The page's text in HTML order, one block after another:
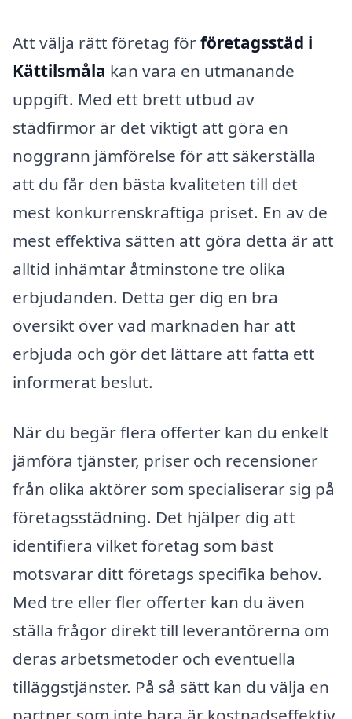
Att välja rätt företag förföretagsstäd i
Kättilsmåla kan vara en utmanande
uppgift. Med ett brett utbud av
städfirmor är det viktigt att göra en
noggrann jämförelse för att säkerställa
att du får den bästa kvaliteten till det
mest konkurrenskraftiga priset. En av de
mest effektiva sätten att göra detta är att
alltid inhämtar åtminstone tre olika
erbjudanden. Detta ger dig en bra
översikt över vad marknaden har att
erbjuda och gör det lättare att fatta ett
informerat beslut.
När du begär flera offerter kan du enkelt
jämföra tjänster, priser och recensioner
från olika aktörer som specialiserar sig på
företagsstädning. Det hjälper dig att
identifiera vilket företag som bäst
motsvarar ditt företags specifika behov.
Med tre eller fler offerter kan du även
ställa frågor direkt till leverantörerna om
deras arbetsmetoder och eventuella
tilläggstjänster. På så sätt kan du välja en